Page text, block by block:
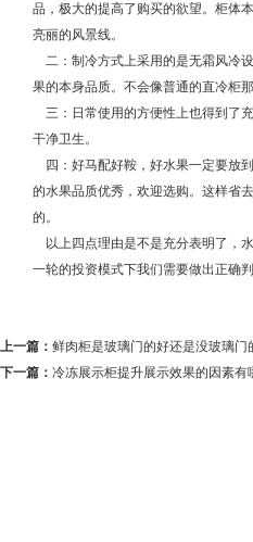
品，极大的提高了购买的欲望。柜体
亮丽的风景线。
二：制冷方式上采用的是无霜风冷
果的本身品质。不会像普通的直冷
三：日常使用的方便性上也得到了
干净卫生。
四：好马配好鞍，好水果一定要放
的水果品质优秀，欢迎选购。这样省
的。
以上四点理由是不是充分表明了，
一轮的投资模式下我们需要做出正确
上一篇： 鲜肉柜是玻璃门的好还是没玻璃门
下一篇： 冷冻展示柜提升展示效果的因素有